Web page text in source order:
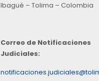
Ibagué – Tolima – Colombia
Correo de Notificaciones
Judiciales: